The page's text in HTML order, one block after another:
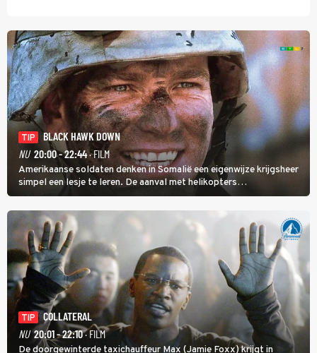
TIP
BLACK HAWK DOWN
NU 20:00 - 22:44· FILM
Amerikaanse soldaten denken in Somalië een eigenwijze krijgsheer
simpel een lesje te leren. De aanval met helikopters
verloopt in Black Hawk down dramatisch.
TIP
COLLATERAL
NU 20:01 - 22:10· FILM
De doorgewinterde taxichauffeur Max (Jamie Foxx) krijgt in